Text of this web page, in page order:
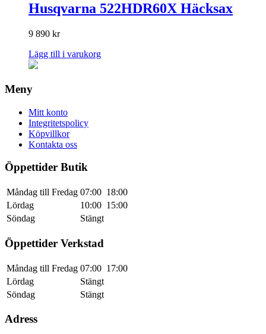
Husqvarna 522HDR60X Häcksax
9 890 kr
Lägg till i varukorg
Meny
Mitt konto
Integritetspolicy
Köpvillkor
Kontakta oss
Öppettider Butik
Måndag till Fredag 07:00 18:00
Lördag
10:00 15:00
Söndag
Stängt
Öppettider Verkstad
Måndag till Fredag 07:00 17:00
Lördag
Stängt
Söndag
Stängt
Adress